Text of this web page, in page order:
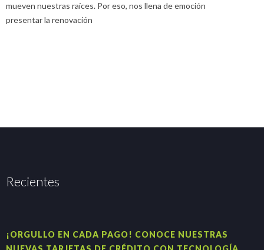
mueven nuestras raíces. Por eso, nos llena de emoción
presentar la renovación
Recientes
¡ORGULLO EN CADA PAGO! CONOCE NUESTRAS